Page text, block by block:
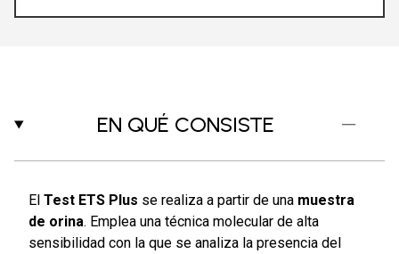
EN QUÉ CONSISTE
El Test ETS Plus se realiza a partir de una muestra
de orina. Emplea una técnica molecular de alta
sensibilidad con la que se analiza la presencia del